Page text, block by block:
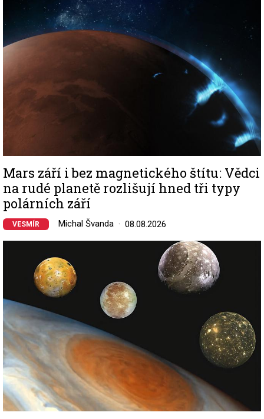
Mars září i bez magnetického štítu: Vědci
na rudé planetě rozlišují hned tři typy
polárních září
VESMÍR Michal Švanda 08.08.2026